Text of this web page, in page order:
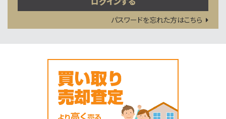
パスワードを忘れた方はこちら